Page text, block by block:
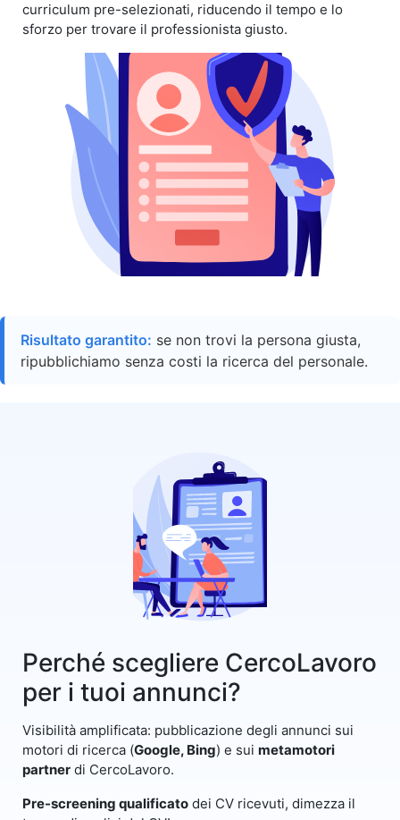
curriculum pre-selezionati, riducendo il tempo e lo
sforzo per trovare il professionista giusto.
Risultato garantito: se non trovi la persona giusta,
ripubblichiamo senza costi la ricerca del personale.
Perché scegliere CercoLavoro
per i tuoi annunci?
Visibilità amplificata: pubblicazione degli annunci sui
motori di ricerca (Google, Bing) e sui metamotori
partner di CercoLavoro.
Pre-screening qualificato dei CV ricevuti, dimezza il